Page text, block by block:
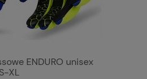
ENDURO unisex
XL